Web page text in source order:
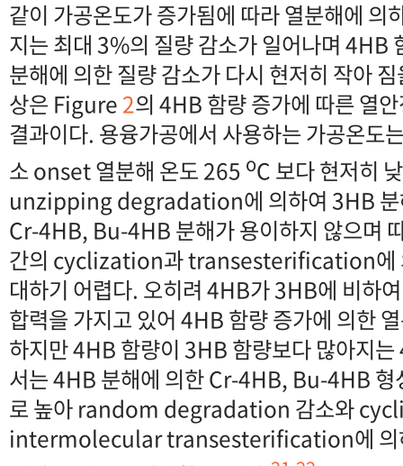
같이 가공온도가 증가됨에 따라 열분해에
지는 최대 3%의 질량 감소가 일어나며 4HB
분해에 의한 질량 감소가 다시 현저히 작아
상은 Figure2의 4HB 함량 증가에 따른 열
결과이다. 용융가공에서 사용하는 가공온
소 onset 열분해 온도 265 oC 보다 현저히
unzipping degradation에 의하여 3HB 분
Cr-4HB, Bu-4HB 분해가 용이하지 않으며
간의 cyclization과 transesterification에
대하기 어렵다. 오히려 4HB가 3HB에 비하
합력을 가지고 있어 4HB 함량 증가에 의한
하지만 4HB 함량이 3HB 함량보다 많아지
서는 4HB 분해에 의한 Cr-4HB, Bu-4HB 형
로 높아 random degradation 감소와
intermolecular transesterification에 의